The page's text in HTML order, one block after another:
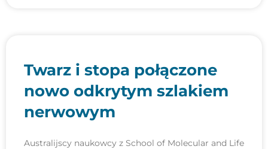
Twarz i stopa połączone
nowo odkrytym szlakiem
nerwowym
Australijscy naukowcy z School of Molecular and Life